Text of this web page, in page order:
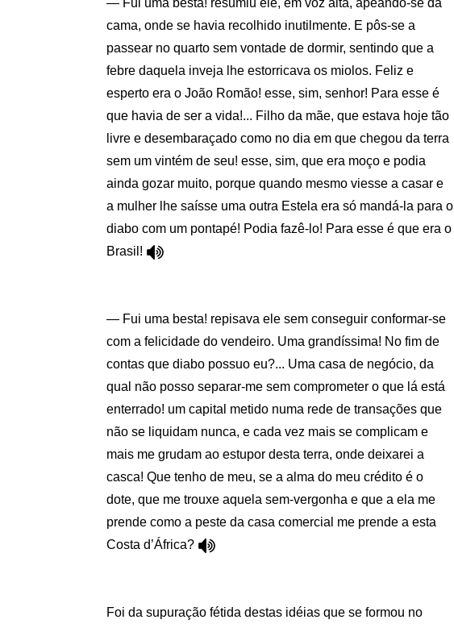
— Fui uma besta! resumiu ele, em voz alta, apeando-se da
cama, onde se havia recolhido inutilmente. E pôs-se a
passear no quarto sem vontade de dormir, sentindo que a
febre daquela inveja lhe estorricava os miolos. Feliz e
esperto era o João Romão! esse, sim, senhor! Para esse é
que havia de ser a vida!... Filho da mãe, que estava hoje tão
livre e desembaraçado como no dia em que chegou da terra
sem um vintém de seu! esse, sim, que era moço e podia
ainda gozar muito, porque quando mesmo viesse a casar e
a mulher lhe saísse uma outra Estela era só mandá-la para o
diabo com um pontapé! Podia fazê-lo! Para esse é que era o
Brasil!
— Fui uma besta! repisava ele sem conseguir conformar-se
com a felicidade do vendeiro. Uma grandíssima! No fim de
contas que diabo possuo eu?... Uma casa de negócio, da
qual não posso separar-me sem comprometer o que lá está
enterrado! um capital metido numa rede de transações que
não se liquidam nunca, e cada vez mais se complicam e
mais me grudam ao estupor desta terra, onde deixarei a
casca! Que tenho de meu, se a alma do meu crédito é o
dote, que me trouxe aquela sem-vergonha e que a ela me
prende como a peste da casa comercial me prende a esta
Costa d’África?
Foi da supuração fétida destas idéias que se formou no